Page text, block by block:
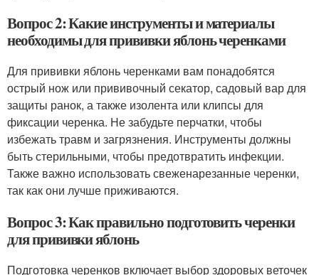
Вопрос 2: Какие инструменты и материалы
необходимы для прививки яблонь черенками
Для прививки яблонь черенками вам понадобятся
острый нож или прививочный секатор, садовый вар для
защиты ранок, а также изолента или клипсы для
фиксации черенка. Не забудьте перчатки, чтобы
избежать травм и загрязнения. Инструменты должны
быть стерильными, чтобы предотвратить инфекции.
Также важно использовать свеженарезанные черенки,
так как они лучше приживаются.
Вопрос 3: Как правильно подготовить черенки
для прививки яблонь
Подготовка черенков включает выбор здоровых веточек